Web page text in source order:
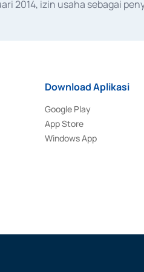
2014, izin usaha sebagai
Download Aplikasi
Google Play
App Store
Windows App